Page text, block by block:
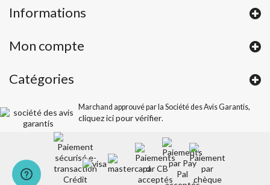
Informations
Mon compte
Catégories
Marchand approuvé par la Société des Avis Garantis,
cliquez ici pour vérifier.